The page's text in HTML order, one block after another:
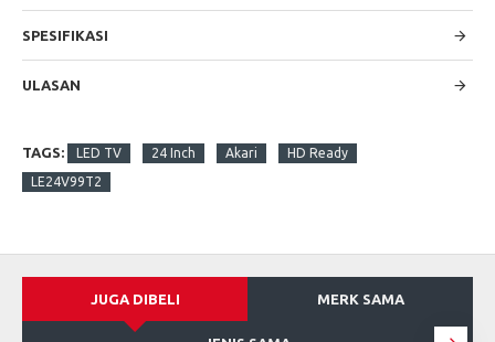
SPESIFIKASI
ULASAN
TAGS: LED TV 24 Inch Akari
HD Ready
LE24V99T2
JUGA DIBELI MERK SAMA